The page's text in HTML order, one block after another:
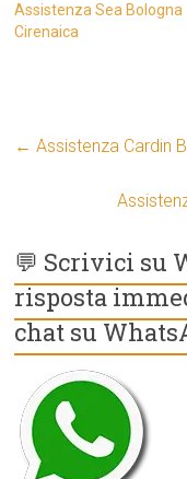
Assistenza Sea Bologna
Cirenaica
← Assistenza Cardin
💬 Scrivici su
risposta
chat su